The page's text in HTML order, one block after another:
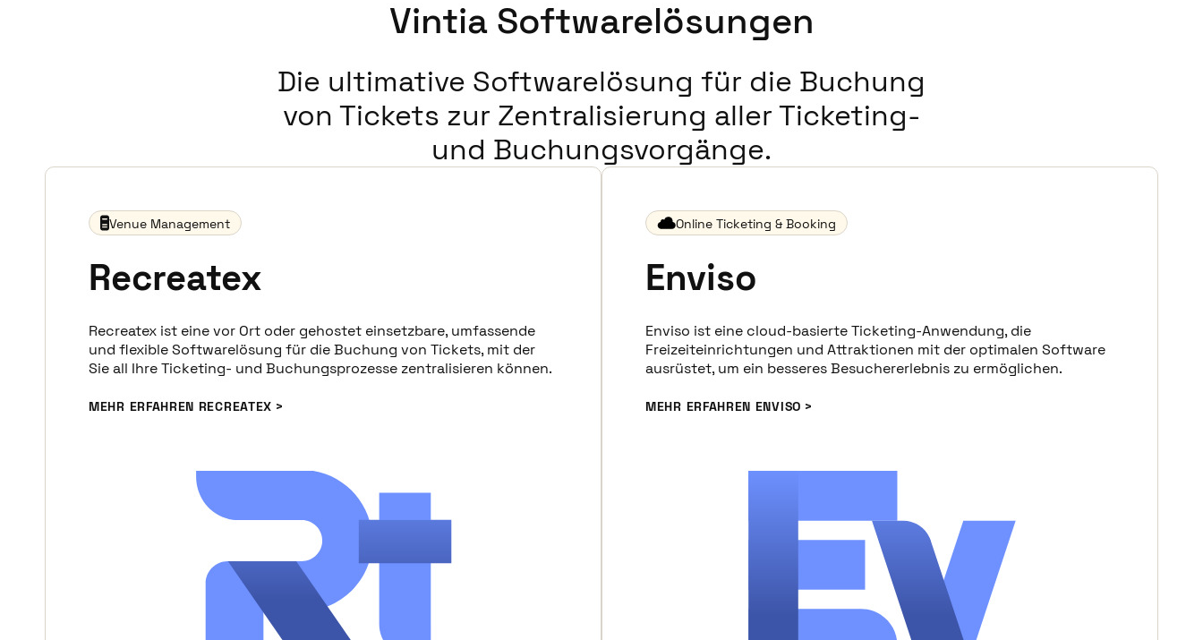
Vintia Softwarelösungen
Die ultimative Softwarelösung für die Buchung
von Tickets zur Zentralisierung aller Ticketing-
und Buchungsvorgänge.
Venue Management
Recreatex
Recreatex ist eine vor Ort oder gehostet einsetzbare, umfassende
und flexible Softwarelösung für die Buchung von Tickets, mit der
Sie all Ihre Ticketing- und Buchungsprozesse zentralisieren können.
MEHR ERFAHREN RECREATEX
Online Ticketing & Booking
Enviso
Enviso ist eine cloud-basierte Ticketing-Anwendung, die
Freizeiteinrichtungen und Attraktionen mit der optimalen Software
ausrüstet, um ein besseres Besuchererlebnis zu ermöglichen.
MEHR ERFAHREN ENVISO